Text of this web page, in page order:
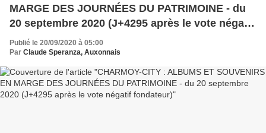
MARGE DES JOURNÉES DU PATRIMOINE - du
20 septembre 2020 (J+4295 après le vote négatif
fondateur)
Publié le 20/09/2020 à 05:00
Par Claude Speranza, Auxonnais